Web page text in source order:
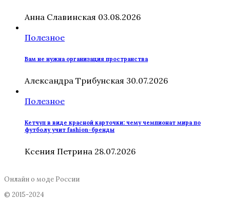
Анна Славинская 03.08.2026
Полезное
Вам не нужна организация пространства
Александра Трибунская 30.07.2026
Полезное
Кетчуп в виде красной карточки: чему чемпионат мира по
футболу учит fashion-бренды
Ксения Петрина 28.07.2026
Онлайн о моде России
© 2015-2024